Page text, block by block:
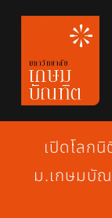
Skip
content
หลักสูตร
ข่าวสาร
เกี่ยวกับมห
เปิดโลก
ม.เกษมบั